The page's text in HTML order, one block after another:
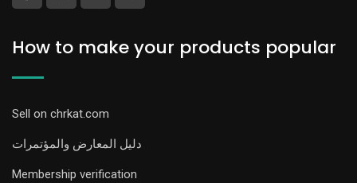
How to make your products popular
Sell on chrkat.com
دليل المعارض والمؤتمرات
Membership verification